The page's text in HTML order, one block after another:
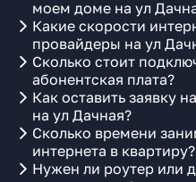
моем доме на ул
Какие скорости
провайдеры на ул
Сколько стоит
абонентская плата?
Как оставить заявку
на ул Дачная?
Сколько времени
интернета в квартиру?
Нужен ли роутер или